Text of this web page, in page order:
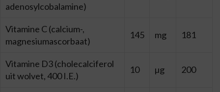
adenosylcobalamine)
Vitamine C (calcium-,
magnesiumascorbaat)
145 mg 181
Vitamine D3 (cholecalciferol
uit wolvet, 400 I.E.)
10 µg 200